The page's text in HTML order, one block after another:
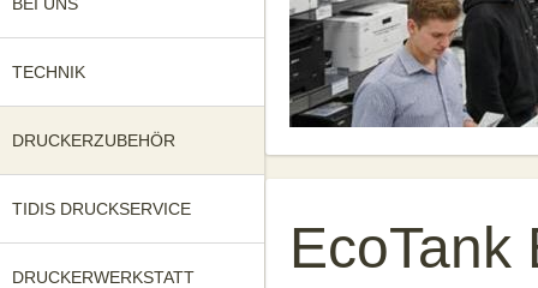
TECHNIK
DRUCKERZUBEHÖR
TIDIS DRUCKSERVICE
DRUCKERWERKSTATT EcoTank